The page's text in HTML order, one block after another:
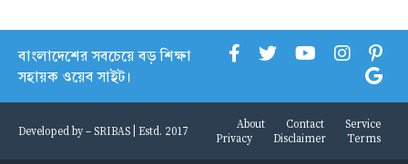
বাংলাদেশের সবচেয়ে বড় শিক্ষা
সহায়ক ওয়েব সাইট।
Developed by - SRIBAS | Estd. 2017 About Contact
Service
Privacy
Disclaimer Terms